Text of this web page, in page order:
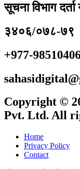
सूचना विभाग दर्ता
३४०६/०७८-७९
+977-
Copyright ©
Pvt. Ltd. All
Home
Privacy Policy
Contact